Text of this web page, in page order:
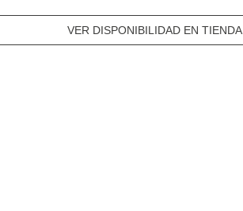
VER DISPONIBILIDAD EN TIENDA